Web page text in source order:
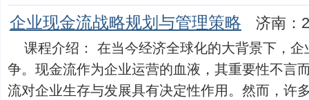
企业现金流战略规划与管理策略 济南：
课程介绍： 在当今经济全球化的大背景下，
争。现金流作为企业运营的血液，其重要性不言
流对企业生存与发展具有决定性作用。然而，许